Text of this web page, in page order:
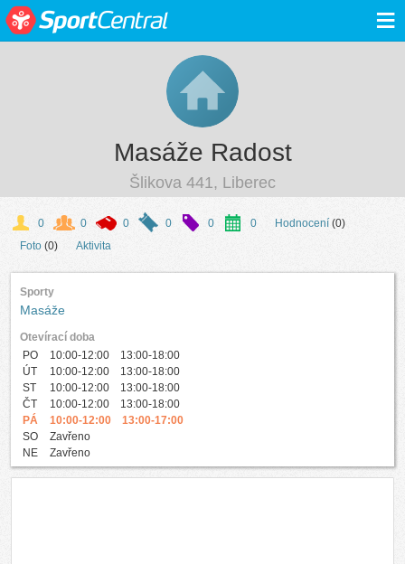
≡
Masáže Radost
Šlikova 441, Liberec
0 0 0 0 0 0 Hodnocení (0)
Foto (0) Aktivita
Sporty
Masáže
Otevírací doba
PO
10:00-12:00 13:00-18:00
ÚT
10:00-12:00 13:00-18:00
ST
10:00-12:00 13:00-18:00
ČT
10:00-12:00 13:00-18:00
PÁ
10:00-12:00 13:00-17:00
SO
Zavřeno
NE
Zavřeno